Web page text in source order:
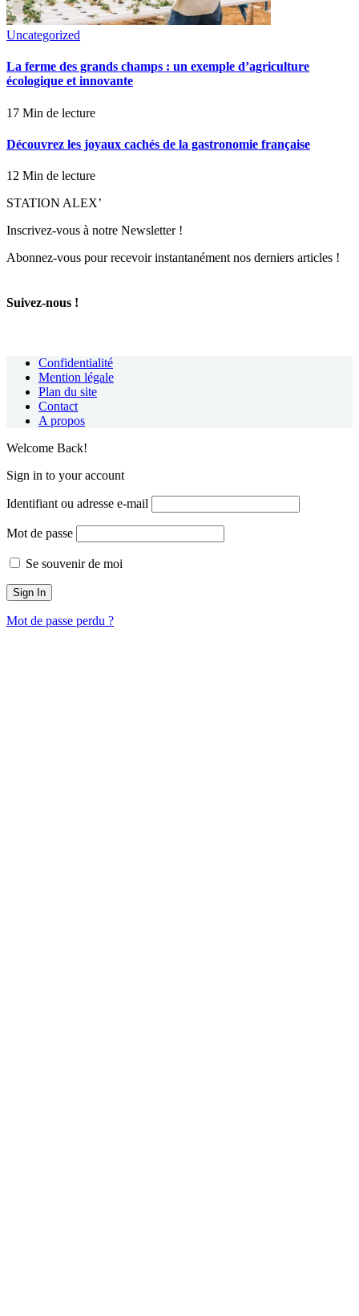
Uncategorized
La ferme des grands champs : un exemple d’agriculture
écologique et innovante
17 Min de lecture
Découvrez les joyaux cachés de la gastronomie française
12 Min de lecture
STATION ALEX’
Inscrivez-vous à notre Newsletter !
Abonnez-vous pour recevoir instantanément nos derniers articles !
Suivez-nous !
Confidentialité
Mention légale
Plan du site
Contact
A propos
Welcome Back!
Sign in to your account
Identifiant ou adresse e-mail
Mot de passe
Se souvenir de moi
Mot de passe perdu ?